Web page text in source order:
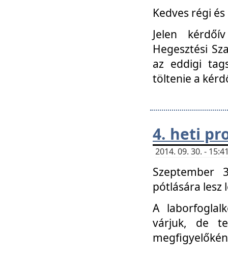
Kedves régi
Jelen
Hegesztési
az eddigi
töltenie a
4. heti
2014. 09. 30. -
Szeptember
pótlására lesz
A
várjuk, de